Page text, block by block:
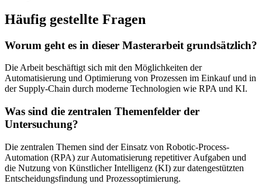
Häufig gestellte Fragen
Worum geht es in dieser Masterarbeit grundsätzlich?
Die Arbeit beschäftigt sich mit den Möglichkeiten der
Automatisierung und Optimierung von Prozessen im Einkauf und in
der Supply-Chain durch moderne Technologien wie RPA und KI.
Was sind die zentralen Themenfelder der
Untersuchung?
Die zentralen Themen sind der Einsatz von Robotic-Process-
Automation (RPA) zur Automatisierung repetitiver Aufgaben und
die Nutzung von Künstlicher Intelligenz (KI) zur datengestützten
Entscheidungsfindung und Prozessoptimierung.